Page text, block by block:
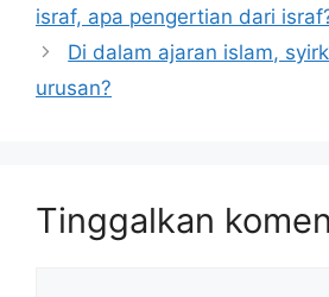
israf, apa pengertian dari
Di dalam ajaran islam,
urusan?
Tinggalkan